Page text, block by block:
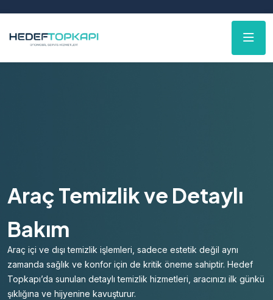
Araç Temizlik ve Detaylı
Bakım
Araç içi ve dışı temizlik işlemleri, sadece estetik değil aynı
zamanda sağlık ve konfor için de kritik öneme sahiptir. Hedef
Topkapı’da sunulan detaylı temizlik hizmetleri, aracınızı ilk günkü
şıklığına ve hijyenine kavuşturur.